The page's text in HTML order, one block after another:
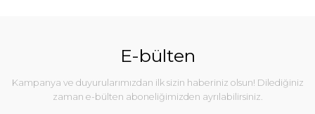
E-bülten
Kampanya ve duyurularımızdan ilk sizin haberiniz olsun! Dilediğiniz
zaman e-bülten aboneliğimizden ayrılabilirsiniz.